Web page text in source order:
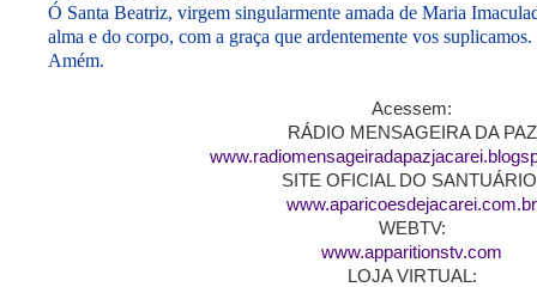
Ó Santa Beatriz, virgem singularmente amada de Maria
alma e do corpo, com a graça que ardentemente vos suplicamos.
Amém.
Acessem:
RÁDIO MENSAGEIRA DA PAZ
SITE OFICIAL DO
www.aparicoesdejacarei.com.br
WEBTV:
www.apparitionstv.com
LOJA VIRTUAL: